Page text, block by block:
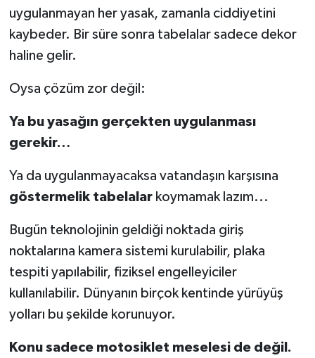
uygulanmayan her yasak, zamanla ciddiyetini
kaybeder. Bir süre sonra tabelalar sadece dekor
haline gelir.
Oysa çözüm zor değil:
Ya bu yasağın gerçekten uygulanması
gerekir…
Ya da uygulanmayacaksa vatandaşın karşısına
göstermelik tabelalarkoymamak lazım...
Bugün teknolojinin geldiği noktada giriş
noktalarına kamera sistemi kurulabilir, plaka
tespiti yapılabilir, fiziksel engelleyiciler
kullanılabilir. Dünyanın birçok kentinde yürüyüş
yolları bu şekilde korunuyor.
Konu sadece motosiklet meselesi de değil.